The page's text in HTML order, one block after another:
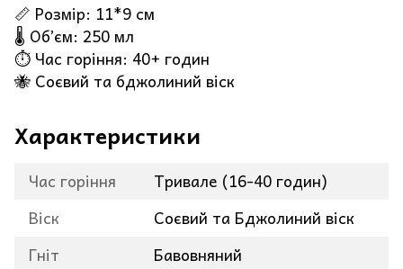
📏 Розмір: 11*9 см
🌡️ Обʼєм: 250 мл
⏱️ Час горіння: 40+ годин
🐝 Соєвий та бджолиний віск
Характеристики
Час горіння
Тривале (16-40 годин)
Віск
Соєвий та Бджолиний віск
Гніт
Бавовняний